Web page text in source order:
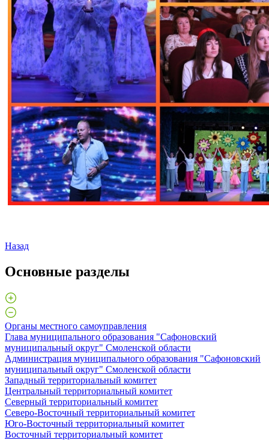
Назад
Основные разделы
Органы местного самоуправления
Глава муниципального образования "Сафоновский
муниципальный округ" Смоленской области
Администрация муниципального образования "Сафоновский
муниципальный округ" Смоленской области
Западный территориальный комитет
Центральный территориальный комитет
Северный территориальный комитет
Северо-Восточный территориальный комитет
Юго-Восточный территориальный комитет
Восточный территориальный комитет